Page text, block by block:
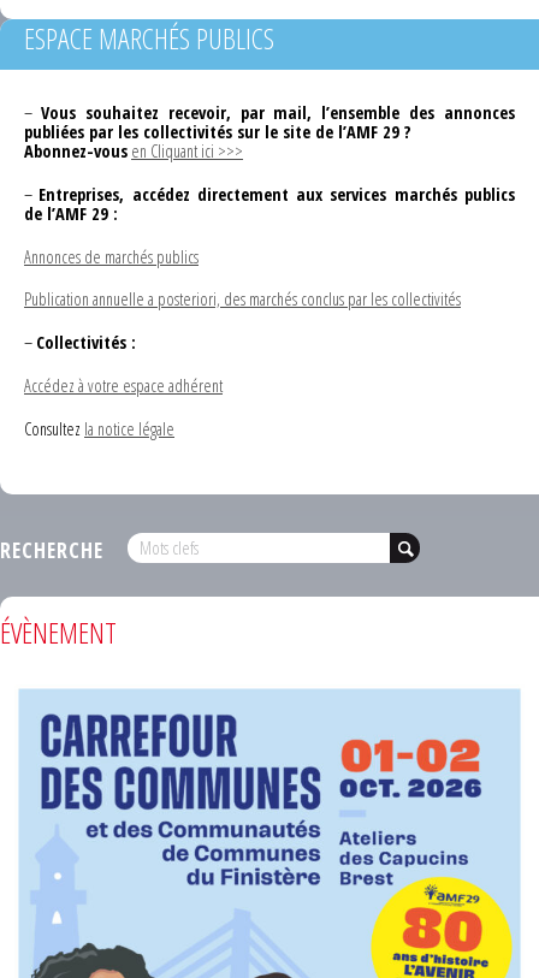
ESPACE MARCHÉS PUBLICS
– Vous souhaitez recevoir, par mail, l’ensemble des annonces
publiées par les collectivités sur le site de l’AMF 29 ?
Abonnez-vous en Cliquant ici >>>
– Entreprises, accédez directement aux services marchés publics
de l’AMF 29 :
Annonces de marchés publics
Publication annuelle a posteriori, des marchés conclus par les collectivités
– Collectivités :
Accédez à votre espace adhérent
Consultez la notice légale
RECHERCHE
ÉVÈNEMENT